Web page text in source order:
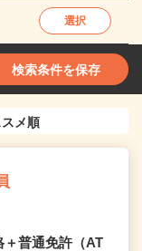
選択
検索条件を保存
＋普通免許（AT